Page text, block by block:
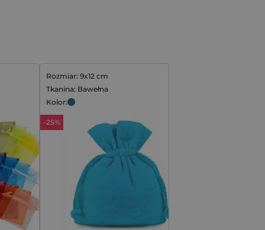
Rozmiar: 9x12 cm
Tkanina: Bawełna
Kolor:
-25%